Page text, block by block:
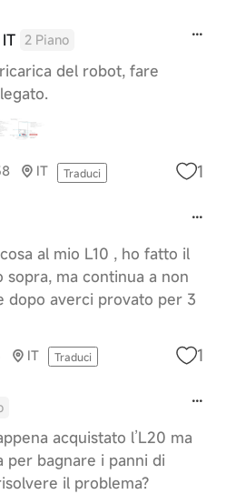
2 Piano
del robot, fare
IT Traduci 1
al mio L10 , ho fatto il
ma continua a non
dopo averci provato per 3
IT Traduci 1
acquistato l’L20 ma
per bagnare i panni di
il problema?